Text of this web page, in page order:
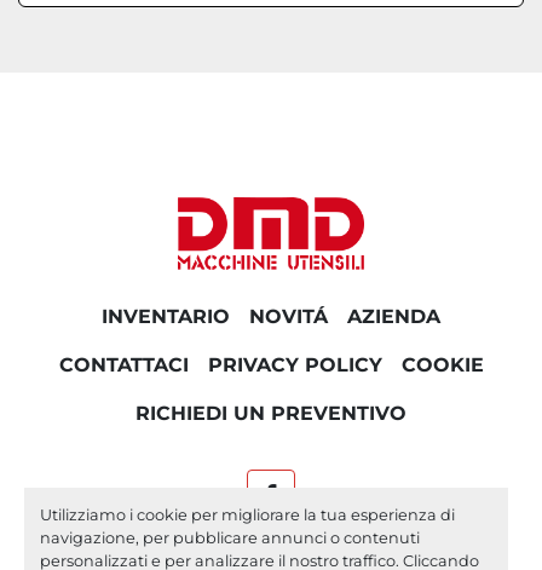
Utilizziamo i cookie per migliorare la tua esperienza di
navigazione, per pubblicare annunci o contenuti
personalizzati e per analizzare il nostro traffico. Cliccando
INVENTARIO NOVITÁ AZIENDA
CONTATTACI PRIVACY POLICY COOKIE
RICHIEDI UN PREVENTIVO
facebook
Machinio Systemsito web diMachinio